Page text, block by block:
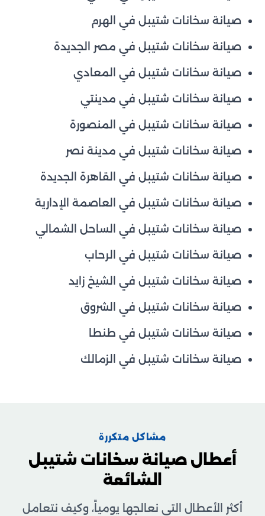
صيانة سخانات شتيبل في الهرم
صيانة سخانات شتيبل في مصر الجديدة
صيانة سخانات شتيبل في المعادي
صيانة سخانات شتيبل في مدينتي
صيانة سخانات شتيبل في المنصورة
صيانة سخانات شتيبل في مدينة نصر
صيانة سخانات شتيبل في القاهرة الجديدة
صيانة سخانات شتيبل في العاصمة الإدارية
صيانة سخانات شتيبل في الساحل الشمالي
صيانة سخانات شتيبل في الرحاب
صيانة سخانات شتيبل في الشيخ زايد
صيانة سخانات شتيبل في الشروق
صيانة سخانات شتيبل في طنطا
صيانة سخانات شتيبل في الزمالك
مشاكل متكررة
أعطال صيانة سخانات شتيبل
الشائعة
أكثر الأعطال التي نعالجها يومياً، وكيف نتعامل